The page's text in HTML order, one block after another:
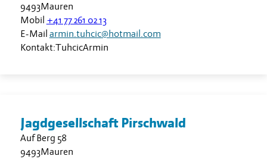
9493Mauren
Mobil +41 77 261 02 13
E-Mail armin.tuhcic@hotmail.com
Kontakt:TuhcicArmin
Jagdgesellschaft Pirschwald
Auf Berg 58
9493Mauren